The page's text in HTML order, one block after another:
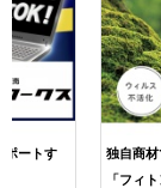
ポートす
独自商
「フィ